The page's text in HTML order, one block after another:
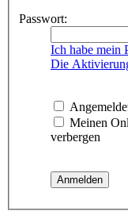
Passwort:
Ich habe mein
Die
Meinen
verbergen